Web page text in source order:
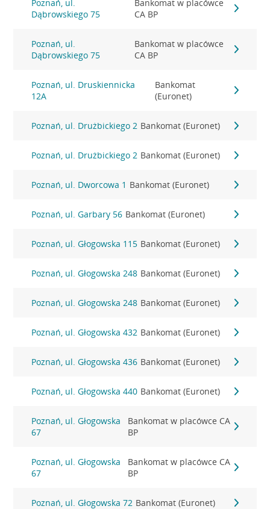
Poznań, ul.
Dąbrowskiego 75
Bankomat w placówce
CA BP
Poznań, ul.
Dąbrowskiego 75
Bankomat w placówce
CA BP
Poznań, ul. Druskiennicka
12A
Bankomat
(Euronet)
Poznań, ul. Drużbickiego 2 Bankomat (Euronet)
Poznań, ul. Drużbickiego 2 Bankomat (Euronet)
Poznań, ul. Dworcowa 1 Bankomat (Euronet)
Poznań, ul. Garbary 56 Bankomat (Euronet)
Poznań, ul. Głogowska 115 Bankomat (Euronet)
Poznań, ul. Głogowska 248 Bankomat (Euronet)
Poznań, ul. Głogowska 248 Bankomat (Euronet)
Poznań, ul. Głogowska 432 Bankomat (Euronet)
Poznań, ul. Głogowska 436 Bankomat (Euronet)
Poznań, ul. Głogowska 440 Bankomat (Euronet)
Poznań, ul. Głogowska
67
Bankomat w placówce CA
BP
Poznań, ul. Głogowska
67
Bankomat w placówce CA
BP
Poznań, ul. Głogowska 72 Bankomat (Euronet)